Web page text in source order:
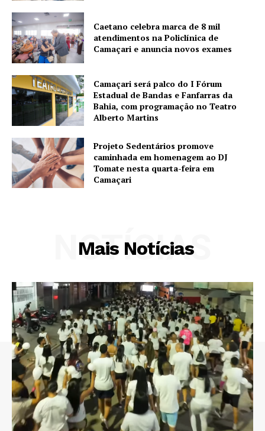
Caetano celebra marca de 8 mil
atendimentos na Policlínica de
Camaçari e anuncia novos exames
Camaçari será palco do I Fórum
Estadual de Bandas e Fanfarras da
Bahia, com programação no Teatro
Alberto Martins
Projeto Sedentários promove
caminhada em homenagem ao DJ
Tomate nesta quarta-feira em
Camaçari
Mais Notícias
NOTÍCIAS